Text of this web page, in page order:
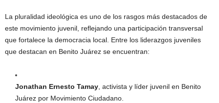
La pluralidad ideológica es uno de los rasgos más destacados de
este movimiento juvenil, reflejando una participación transversal
que fortalece la democracia local. Entre los liderazgos juveniles
que destacan en Benito Juárez se encuentran:
Jonathan Ernesto Tamay, activista y líder juvenil en Benito
Juárez por Movimiento Ciudadano.